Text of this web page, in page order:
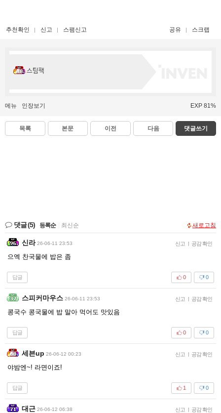
추천확인 신고 스팸신고 공유 스크랩
스팀팩
메뉴 인장보기 EXP 81%
목록 본문 이전 다음 댓글쓰기
댓글(5) 등록순 최신순 새로고침
신라 26-06-11 23:53 신고 | 공감 확인
으엑 찬국물에 밥은 좀
답글 0
0
스피커마우스 26-06-11 23:53 신고 | 공감 확인
콩국수 콩국물에 밥 말아 먹어도 맛있음
답글 0
0
세븐up 26-06-12 00:23 신고 | 공감 확인
야밤엔~! 라면이죠!
답글 0
1
대근 26-06-12 06:38 신고 | 공감 확인